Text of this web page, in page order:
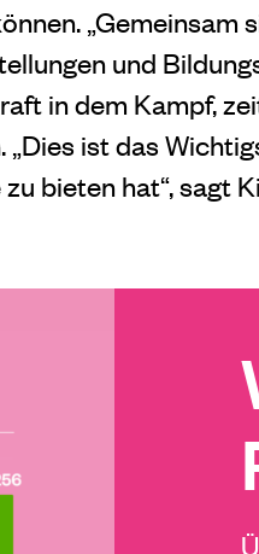
„Gemeinsam
und
in dem Kampf,
„Dies ist das
bieten hat“, sagt